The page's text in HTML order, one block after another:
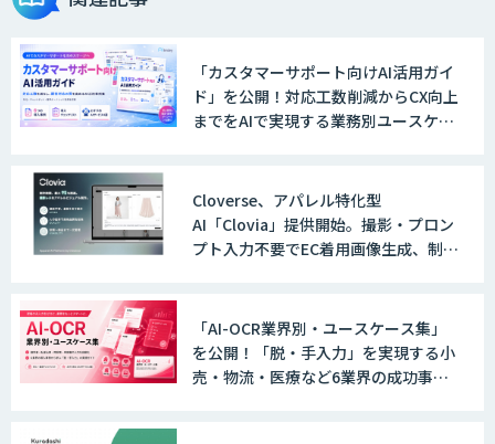
「カスタマーサポート向けAI活用ガイ
ド」を公開！対応工数削減からCX向上
までをAIで実現する業務別ユースケー
Cloverse、アパレル特化型
AI「Clovia」提供開始。撮影・プロン
プト入力不要でEC着用画像生成、制作
「AI-OCR業界別・ユースケース集」
を公開！「脱・手入力」を実現する小
売・物流・医療など6業界の成功事例